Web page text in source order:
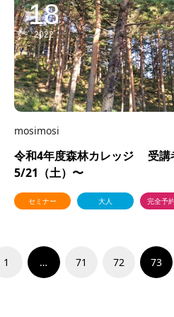
18
2022
mosimosi
令和4年度森林カレッジ 受
5/21（土）〜
セミナー 大人 完全予
1 … 71 72 73